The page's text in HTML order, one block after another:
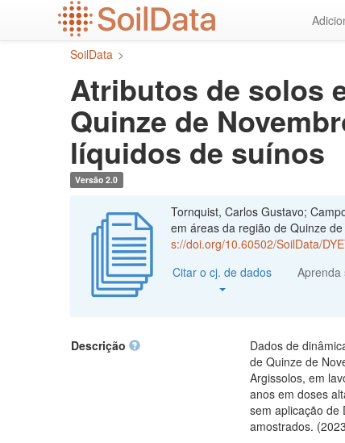
SoilData >
Atributos de solos
Quinze de
líquidos de suínos
Versão 2.0
Tornquist, Carlos Gustavo;
em áreas da região de Quinze
s://doi.org/10.60502/SoilData/
Citar o cj. de dados
Aprenda
Descrição
Dados de
de Quinze de
Argissolos, em
anos em doses
sem aplicação de
amostrados.